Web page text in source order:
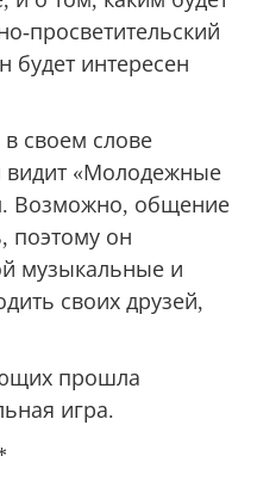
просветительский
будет интересен
своем слове
видит «Молодежные
Возможно, общение
поэтому он
музыкальные и
своих друзей,
прошла
игра.